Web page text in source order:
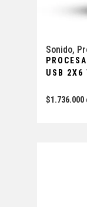
Sonido,
USB 2X6
$1.736.000